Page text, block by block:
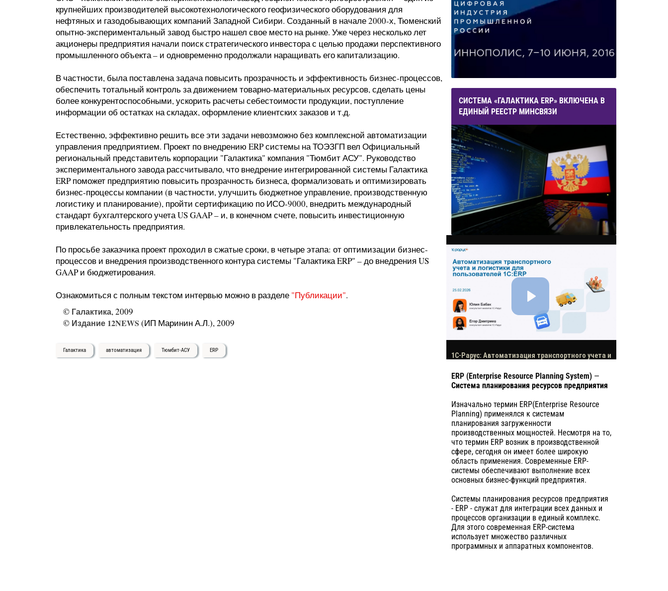
крупнейших производителей высокотехнологического геофизического оборудования для
нефтяных и газодобывающих компаний Западной Сибири. Созданный в начале 2000-х, Тюменский
опытно-экспериментальный завод быстро нашел свое место на рынке. Уже через несколько лет
акционеры предприятия начали поиск стратегического инвестора с целью продажи перспективного
промышленного объекта – и одновременно продолжали наращивать его капитализацию.
В частности, была поставлена задача повысить прозрачность и эффективность бизнес-процессов,
обеспечить тотальный контроль за движением товарно-материальных ресурсов, сделать цены
более конкурентоспособными, ускорить расчеты себестоимости продукции, поступление
информации об остатках на складах, оформление клиентских заказов и т.д.
Естественно, эффективно решить все эти задачи невозможно без комплексной автоматизации
управления предприятием. Проект по внедрению ERP системы на ТОЭЗГП вел Официальный
региональный представитель корпорации "Галактика" компания "Тюмбит АСУ". Руководство
экспериментального завода рассчитывало, что внедрение интегрированной системы Галактика
ERP поможет предприятию повысить прозрачность бизнеса, формализовать и оптимизировать
бизнес-процессы компании (в частности, улучшить бюджетное управление, производственную
логистику и планирование), пройти сертификацию по ИСО-9000, внедрить международный
стандарт бухгалтерского учета US GAAP – и, в конечном счете, повысить инвестиционную
привлекательность предприятия.
По просьбе заказчика проект проходил в сжатые сроки, в четыре этапа: от оптимизации бизнес-
процессов и внедрения производственного контура системы "Галактика ERP" – до внедрения US
GAAP и бюджетирования.
Ознакомиться с полным текстом интервью можно в разделе "Публикации".
© Галактика, 2009
© Издание 12NEWS (ИП Маринин А.Л.), 2009
Галактика автоматизация Тюмбит-АСУ ERP
СИСТЕМА «ГАЛАКТИКА ERP» ВКЛЮЧЕНА В
ЕДИНЫЙ РЕЕСТР МИНСВЯЗИ
ERP (Enterprise Resource Planning System) —
Система планирования ресурсов предприятия
Изначально термин ERP(Enterprise Resource
Planning) применялся к системам
планирования загруженности
производственных мощностей. Несмотря на то,
что термин ERP возник в производственной
сфере, сегодня он имеет более широкую
область применения. Современные ERP-
системы обеспечивают выполнение всех
основных бизнес-функций предприятия.
Системы планирования ресурсов предприятия
- ERP - служат для интеграции всех данных и
процессов организации в единый комплекс.
Для этого современная ERP-система
использует множество различных
программных и аппаратных компонентов.